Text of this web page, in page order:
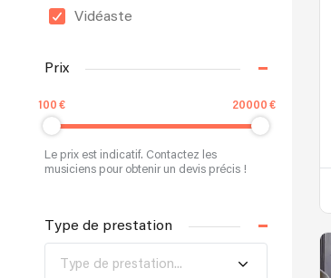
Vidéaste
Prix
100 20000
Le prix est indicatif. Contactez les
musiciens pour obtenir un devis précis !
Type de prestation
Type de prestation...